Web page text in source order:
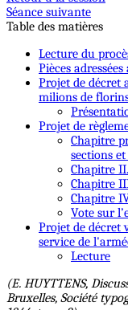
Séance suivante
Table des matières
Lecture du
Pièces
Projet de décret
milions de
Projet de
Chapitre
sections
Chapitre
Chapitre
Chapitre
Vote sur
Projet de décret
service de
Lecture
(E. HUYTTENS,
Bruxelles, Société